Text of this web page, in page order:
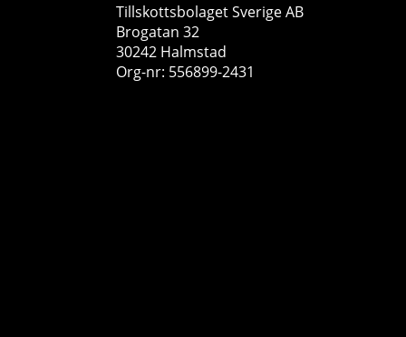
Tillskottsbolaget Sverige AB
Brogatan 32
30242 Halmstad
Org-nr: 556899-2431